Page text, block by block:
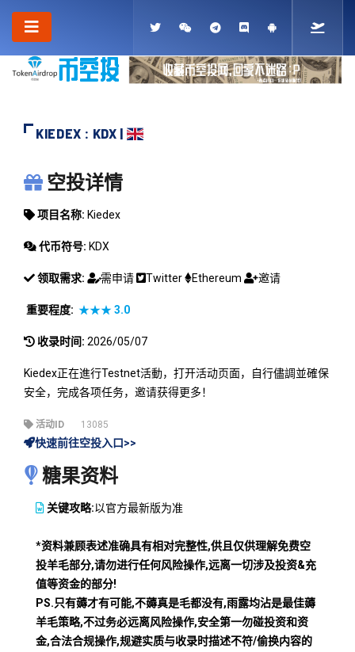
KIEDEX : KDX |
KIEDEX
空投详情
项目名称: Kiedex
代币符号: KDX
领取需求: 需申请 Twitter Ethereum 邀请
重要程度: ★★★3.0
收录时间: 2026/05/07
Kiedex正在進行Testnet活動，打开活动页面，自行儘調並確保
安全，完成各项任务，邀请获得更多！
活动ID 13085
快速前往空投入口>>
糖果资料
关键攻略:以官方最新版为准
*资料兼顾表述准确具有相对完整性,供且仅供理解免费空
投羊毛部分,请勿进行任何风险操作,远离一切涉及投资&充
值等资金的部分!
PS.只有薅才有可能,不薅真是毛都没有,雨露均沾是最佳薅
羊毛策略,不过务必远离风险操作,安全第一勿碰投资和资
金,合法合规操作,规避实质与收录时描述不符/偷换内容的